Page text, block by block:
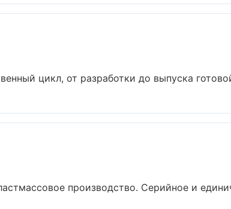
цикл, от разработки до выпуска
производство. Серийное и